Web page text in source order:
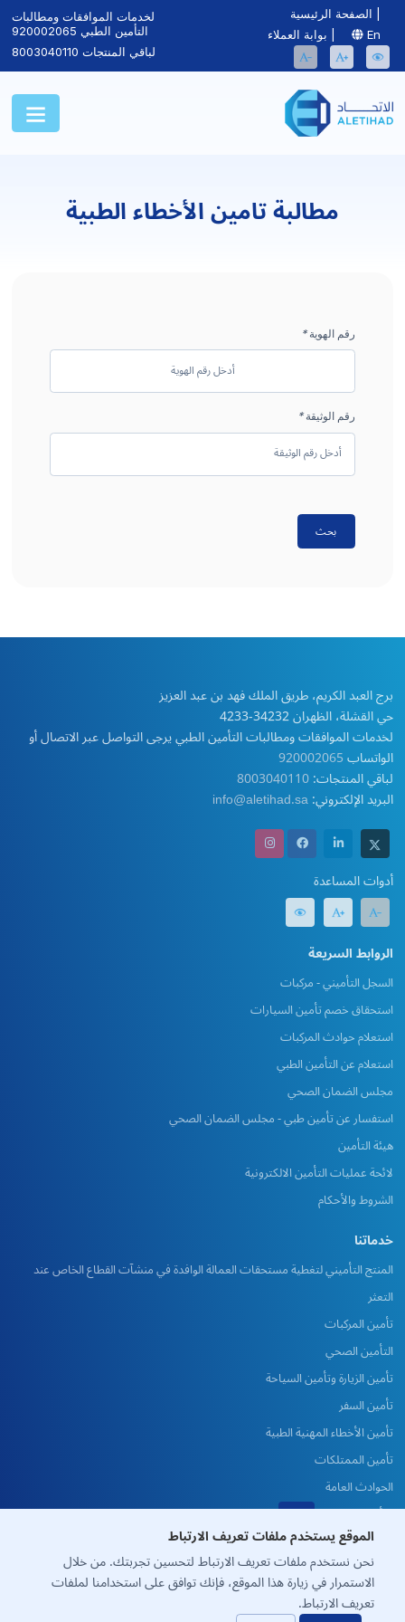
لخدمات الموافقات ومطالبات
التأمين الطبي 920002065
لباقي المنتجات 8003040110
الصفحة الرئيسية
بوابة العملاء
En
مطالبة تامين الأخطاء الطبية
رقم الهوية*
رقم الوثيقة*
بحث
الموقع يستخدم ملفات تعريف الارتباط
نحن نستخدم ملفات تعريف الارتباط لتحسين تجربتك. من خلال
الاستمرار في زيارة هذا الموقع، فإنك توافق على استخدامنا لملفات
تعريف الارتباط.
برج العبد الكريم، طريق الملك فهد بن عبد العزيز
حي القشلة، الظهران 34232-4233
لخدمات الموافقات ومطالبات التأمين الطبي يرجى التواصل عبر الاتصال أو
الواتساب920002065
لباقي المنتجات:8003040110
البريد الإلكتروني:info@aletihad.sa
أدوات المساعدة
الروابط السريعة
السجل التأميني - مركبات
استحقاق خصم تأمين السيارات
استعلام حوادث المركبات
استعلام عن التأمين الطبي
مجلس الضمان الصحي
استفسار عن تأمين طبي - مجلس الضمان الصحي
هيئة التأمين
لائحة عمليات التأمين الالكترونية
الشروط والأحكام
خدماتنا
المنتج التأميني لتغطية مستحقات العمالة الوافدة في منشآت القطاع الخاص عند
التعثر
تأمين المركبات
التأمين الصحي
تأمين الزيارة وتأمين السياحة
تأمين السفر
تأمين الأخطاء المهنية الطبية
تأمين الممتلكات
الحوادث العامة
التأمين الهندسي والمشاريع
التأمين البحري